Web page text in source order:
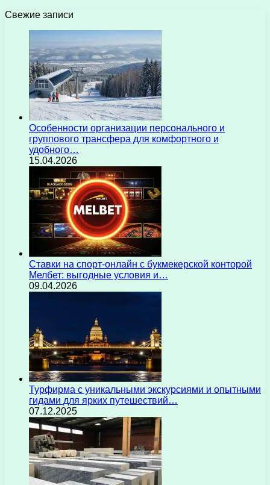
Свежие записи
Особенности организации персонального и
группового трансфера для комфортного и
удобного…
15.04.2026
Ставки на спорт-онлайн с букмекерской конторой
Мелбет: выгодные условия и…
09.04.2026
Турфирма с уникальными экскурсиями и опытными
гидами для ярких путешествий…
07.12.2025